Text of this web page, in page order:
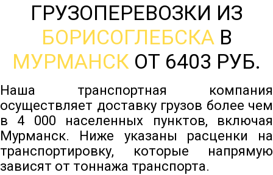
ГРУЗОПЕРЕВОЗКИ ИЗ
БОРИСОГЛЕБСКАВ
МУРМАНСК ОТ 6403 РУБ.
Наша транспортная компания
осуществляет доставку грузов более чем
в 4 000 населенных пунктов, включая
Мурманск. Ниже указаны расценки на
транспортировку, которые напрямую
зависят от тоннажа транспорта.